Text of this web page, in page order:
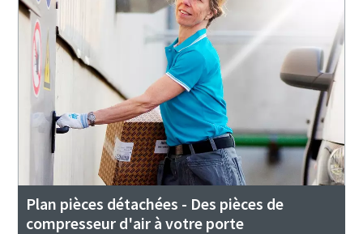
Plan pièces détachées - Des pièces de
compresseur d'air à votre porte